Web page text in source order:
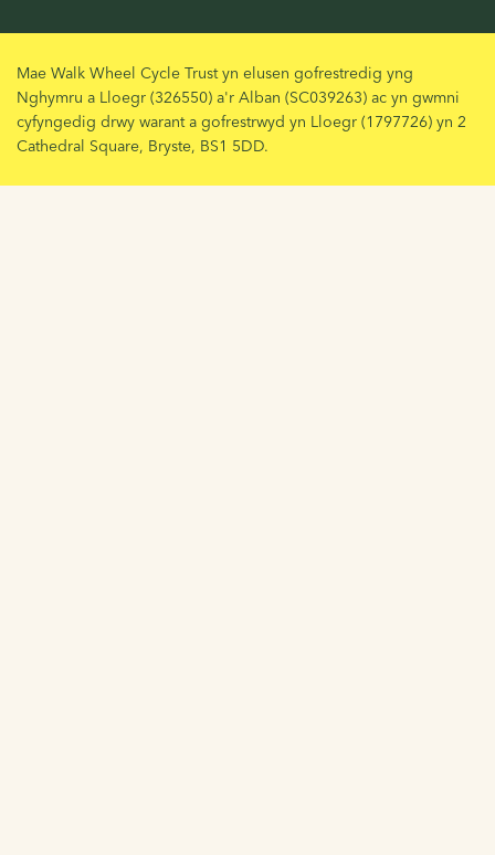
Mae Walk Wheel Cycle Trust yn elusen gofrestredig yng
Nghymru a Lloegr (326550) a'r Alban (SC039263) ac yn gwmni
cyfyngedig drwy warant a gofrestrwyd yn Lloegr (1797726) yn 2
Cathedral Square, Bryste, BS1 5DD.